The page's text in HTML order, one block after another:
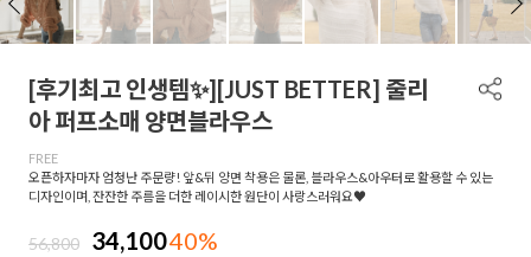
[후기최고 인생템✨][JUST BETTER] 줄리
아 퍼프소매 양면블라우스
FREE
오픈하자마자 엄청난 주문량! 앞&뒤 양면 착용은 물론, 블라우스&아우터로 활용할 수 있는
디자인이며, 잔잔한 주름을 더한 레이시한 원단이 사랑스러워요♥
56,800 34,10040%